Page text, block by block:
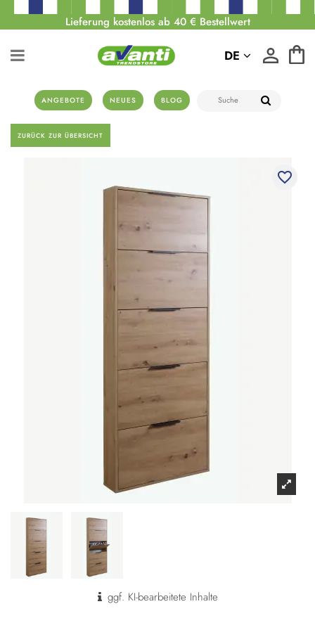
Lieferung kostenlos ab 40 € Bestellwert
ANGEBOTE NEUES BLOG
DE
ZURÜCK ZUR ÜBERSICHT
favorite_border
ggf. KI-bearbeitete Inhalte